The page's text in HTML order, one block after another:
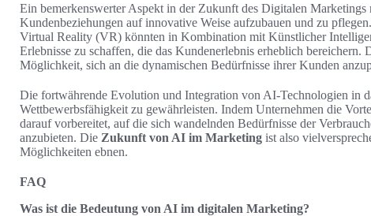
Ein bemerkenswerter Aspekt in der Zukunft des Digitalen
Kundenbeziehungen auf innovative Weise aufzubauen und zu
Virtual Reality (VR) könnten in Kombination mit Künstlicher
Erlebnisse zu schaffen, die das Kundenerlebnis erheblich
Möglichkeit, sich an die dynamischen Bedürfnisse ihrer Kunden
Die fortwährende Evolution und Integration von AI-Technologien in
Wettbewerbsfähigkeit zu gewährleisten. Indem Unternehmen die
darauf vorbereitet, auf die sich wandelnden Bedürfnisse der
anzubieten. Die Zukunft von AI im Marketing ist also
Möglichkeiten ebnen.
FAQ
Was ist die Bedeutung von AI im digitalen Marketing?